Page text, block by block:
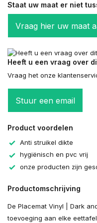
Staat uw maat er niet
Vraag hier uw maat
Heeft u een vraag over
Vraag het onze
Stuur een email
Product voordelen
Anti struikel dikte
hygiënisch en pvc vrij
onze producten zijn
Productomschrijving
De Placemat Vinyl | Dark
toevoeging aan elke